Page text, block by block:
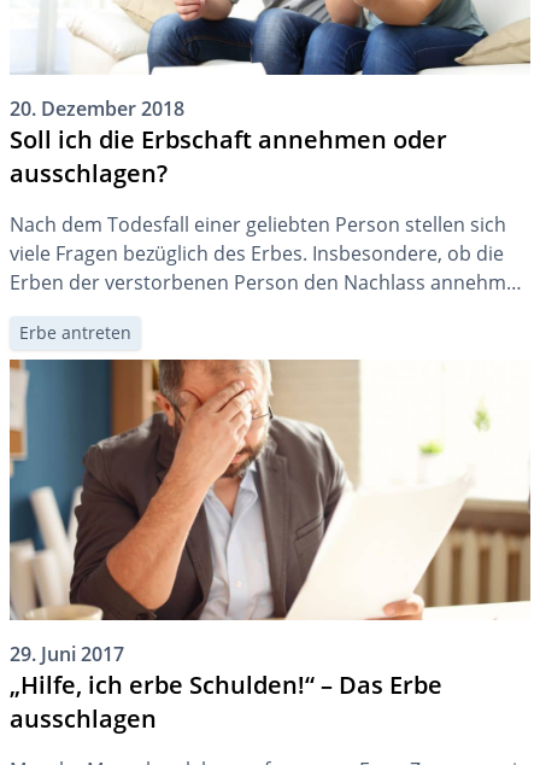
20. Dezember 2018
Soll ich die Erbschaft annehmen oder
ausschlagen?
Nach dem Todesfall einer geliebten Person stellen sich
viele Fragen bezüglich des Erbes. Insbesondere, ob die
Erben der verstorbenen Person den Nachlass annehmen
oder ausschlagen sollen. Für die Beantwortung dieser
Frage stehen das öffentliche Inventar und die amtliche
Liquidation zur Verfügung.
Erbe antreten
29. Juni 2017
„Hilfe, ich erbe Schulden!“ – Das Erbe
ausschlagen